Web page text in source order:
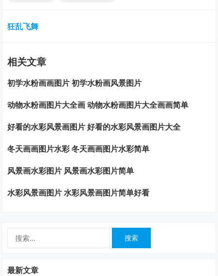
狂乱飞舞
相关文章
初学水粉画画图片 初学水粉画风景图片
动物水粉画图片大全画 动物水粉画图片大全画画简单
好看的水彩风景画图片 好看的水彩风景画图片大全
冬天画画图片水彩 冬天画画图片水彩简单
风景画水彩图片 风景画水彩图片简单
水彩风景画图片 水彩风景画图片简单好看
最新文章